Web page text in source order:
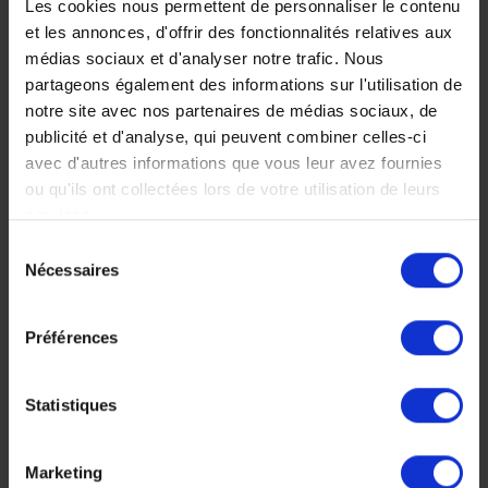
Les cookies nous permettent de personnaliser le contenu
et les annonces, d'offrir des fonctionnalités relatives aux
médias sociaux et d'analyser notre trafic. Nous
partageons également des informations sur l'utilisation de
notre site avec nos partenaires de médias sociaux, de
publicité et d'analyse, qui peuvent combiner celles-ci
avec d'autres informations que vous leur avez fournies
ou qu'ils ont collectées lors de votre utilisation de leurs
services.
Nécessaires
Préférences
Statistiques
Marketing
liberté et à votre rythme
la beauté de la nature
omniprésente et la joie de
vivre des costaricains.
18 jours, à partir de 5
Voyage Costa Rica
Ponte des tortues, ballet
de baleines et de
dauphins, forêts et
volcans, safari animalier
et vacances sportives en
famille.
15 jours, à partir de 5
Faites nous part de vos